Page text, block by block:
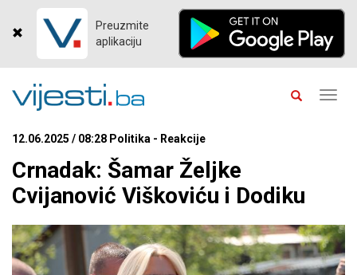
Preuzmite
aplikaciju
12.06.2025 / 08:28 Politika - Reakcije
Crnadak: Šamar Željke
Cvijanović Viškoviću i Dodiku